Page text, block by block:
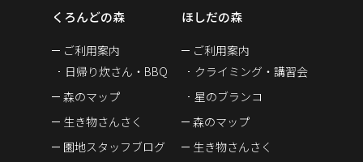
くろんどの森
ご利用案内
日帰り炊さん・BBQ
森のマップ
生き物さんさく
園地スタッフブログ
ほしだの森
ご利用案内
クライミング・講習会
星のブランコ
森のマップ
生き物さんさく